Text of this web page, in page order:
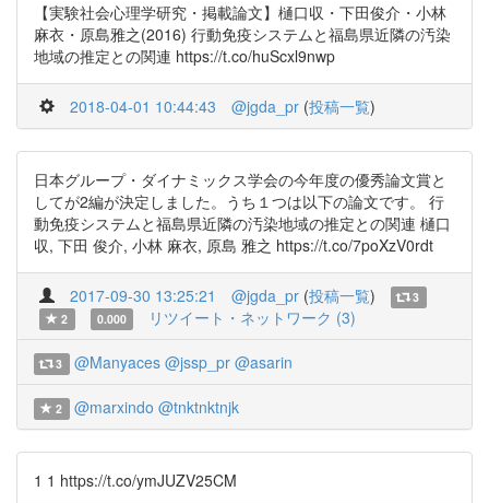
【実験社会心理学研究・掲載論文】樋口収・下田俊介・小林
麻衣・原島雅之(2016) 行動免疫システムと福島県近隣の汚染
地域の推定との関連 https://t.co/huScxl9nwp
2018-04-01 10:44:43 @jgda_pr (投稿一覧)
日本グループ・ダイナミックス学会の今年度の優秀論文賞と
してが2編が決定しました。うち１つは以下の論文です。 行
動免疫システムと福島県近隣の汚染地域の推定との関連 樋口
収, 下田 俊介, 小林 麻衣, 原島 雅之 https://t.co/7poXzV0rdt
2017-09-30 13:25:21 @jgda_pr (投稿一覧)
3
2
0.000 リツイート・ネットワーク (3)
3 @Manyaces @jssp_pr @asarin
2 @marxindo @tnktnktnjk
1 1 https://t.co/ymJUZV25CM